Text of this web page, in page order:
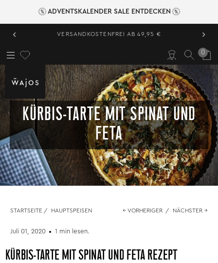
ADVENTSKALENDER SALE ENTDECKEN
‹ VERSANDKOSTENFREI AB 49,95 € ›
0
KÜRBIS-TARTE MIT SPINAT UND
FETA
STARTSEITE / HAUPTSPEISEN ← VORHERIGER / NÄCHSTER →
Juli 01, 2020 1 min lesen.
KÜRBIS-TARTE MIT SPINAT UND FETA REZEPT